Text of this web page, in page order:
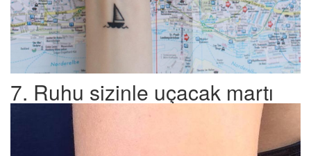
7. Ruhu sizinle uçacak martı